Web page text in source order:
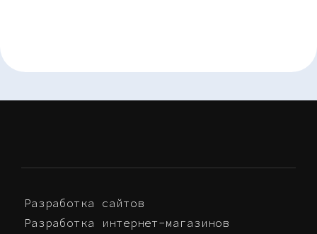
Разработка сайтов
Разработка интернет-магазинов